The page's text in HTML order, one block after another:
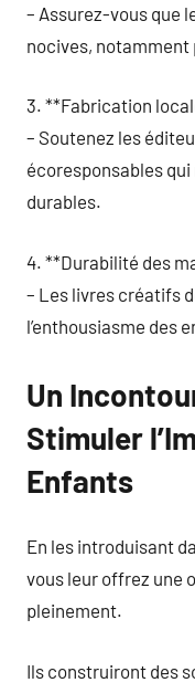
– Assurez-vous que
nocives, notamment
3. **Fabrication
– Soutenez les
écoresponsables
durables.
4. **Durabilité des
– Les livres créatifs
l’enthousiasme des
Un
Stimuler
Enfants
En les introduisant
vous leur offrez une
pleinement.
Ils construiront des